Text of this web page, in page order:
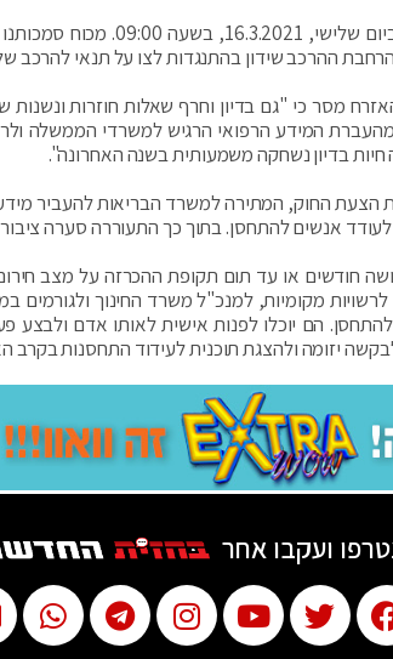
האזרח מסר כי "גם בדיון וחרף שאלות חוזרות
המידע הרפואי הרגיש למשרדי הממשלה
בדיון נשחקה משמעותית בשנה האחרונה".
הצעת החוק, המתירה למשרד הבריאות להעביר
אנשים להתחסן. בתוך כך התעוררה סערה
חודשים או עד תום תקופת ההכרזה על מצב
מקומיות, למנכ"ל משרד החינוך ולגורמים
הם יוכלו לפנות אישית לאותו אדם ולבצע
יזומה ולהצגת תוכנית לעידוד התחסנות בקרב
ועקבו אחר